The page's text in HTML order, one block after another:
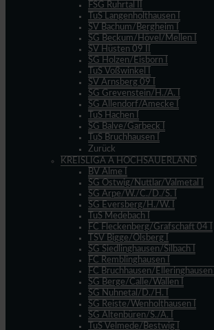
FSG Ruhrtal II
TuS Langenholthausen I
SV Bachum/Bergheim I
SG Beckum/Hövel/Mellen I
SV Hüsten 09 II
SG Holzen/Eisborn I
TuS Voßwinkel I
SV Arnsberg 09 I
SG Grevenstein/H./A. I
SG Allendorf/Amecke I
TuS Hachen I
SG Balve/Garbeck I
TuS Bruchhausen I
Zurück
KREISLIGA A HOCHSAUERLAND
BV Alme I
SG Ostwig/Nuttlar/Valmetal I
SG Arpe/W./C./D./S. I
SG Eversberg/H./W. I
TuS Medebach I
FC Fleckenberg/Grafschaft 04 I
TSV Bigge/Olsberg I
SG Siedlinghausen/Silbach I
FC Remblinghausen I
FC Bruchhausen/Elleringhausen I
SG Berge/Calle/Wallen I
SG Nuhnetal/D./H. I
SG Reiste/Wenholthausen I
SG Altenbüren/S./A. I
TuS Velmede/Bestwig I